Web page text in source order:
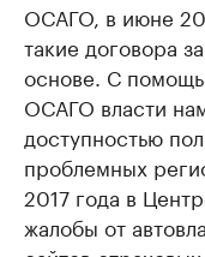
ОСАГО, в июне
такие договора
основе. С
ОСАГО власти
доступностью
проблемных
2017 года в
жалобы от